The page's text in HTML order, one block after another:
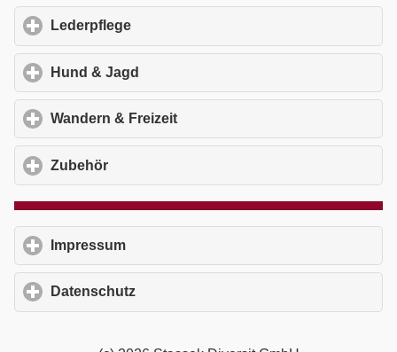
Lederpflege
Hund & Jagd
Wandern & Freizeit
Zubehör
Impressum
Datenschutz